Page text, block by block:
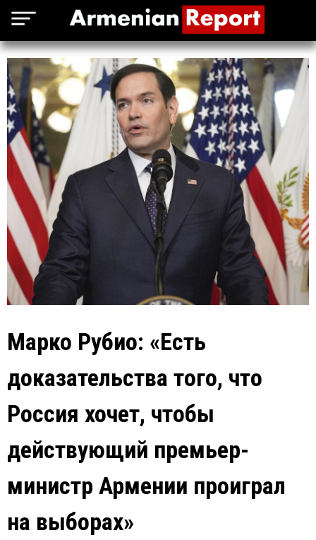
Марко Рубио: «Есть
доказательства того, что
Россия хочет, чтобы
действующий премьер-
министр Армении проиграл
на выборах»